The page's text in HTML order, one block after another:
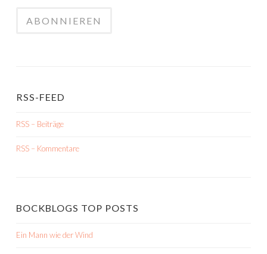
RSS-FEED
RSS – Beiträge
RSS – Kommentare
BOCKBLOGS TOP POSTS
Ein Mann wie der Wind